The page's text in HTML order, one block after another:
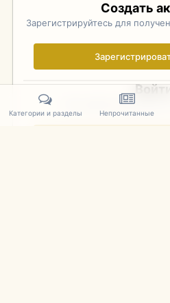
Создать
Зарегистрируйтесь для
Войти
Уже
Категории и разделы Непрочитанные